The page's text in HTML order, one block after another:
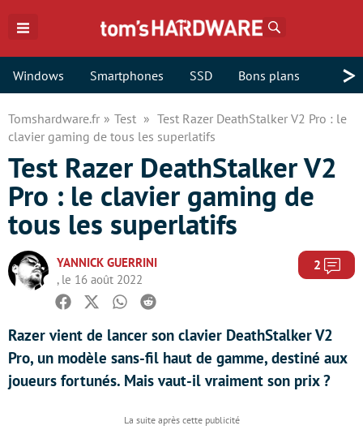
Windows Smartphones SSD Bons plans >
Tomshardware.fr Test
Test Razer DeathStalker V2 Pro : le
clavier gaming de tous les superlatifs
Test Razer DeathStalker V2
Pro : le clavier gaming de
tous les superlatifs
YANNICK GUERRINI
, le 16 août 2022
2
Facebook
TwitterWhatsapp
Reddit
Razer vient de lancer son clavier DeathStalker V2
Pro, un modèle sans-fil haut de gamme, destiné aux
joueurs fortunés. Mais vaut-il vraiment son prix ?